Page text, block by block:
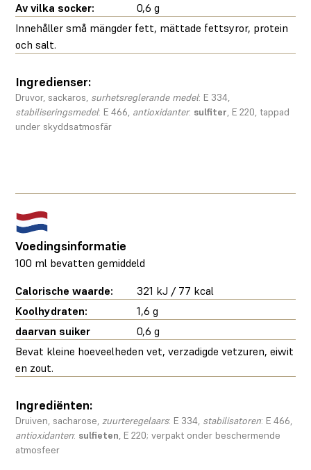
Av vilka socker:
0,6 g
Innehåller små mängder fett, mättade fettsyror, protein
och salt.
Ingredienser:
Druvor, sackaros, surhetsreglerande medel: E 334,
stabiliseringsmedel: E 466, antioxidanter: sulfiter, E 220, tappad
under skyddsatmosfär
Voedingsinformatie
100 ml bevatten gemiddeld
Calorische waarde:
321 kJ / 77 kcal
Koolhydraten:
1,6 g
daarvan suiker
0,6 g
Bevat kleine hoeveelheden vet, verzadigde vetzuren, eiwit
en zout.
Ingrediënten:
Druiven, sacharose,zuurteregelaars: E 334, stabilisatoren: E 466,
antioxidanten: sulfieten, E 220; verpakt onder beschermende
atmosfeer